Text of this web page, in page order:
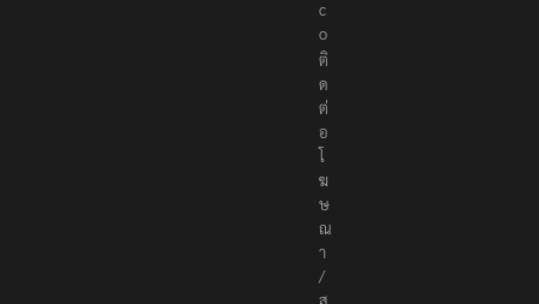
s
.
c
o
ติ
ด
ต่
อ
โ
ฆ
ษ
ณ